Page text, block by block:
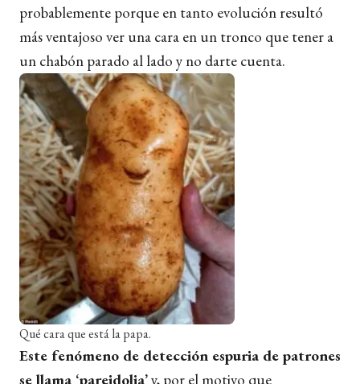
probablemente porque en tanto evolución resultó
más ventajoso ver una cara en un tronco que tener a
un chabón parado al lado y no darte cuenta.
Qué cara que está la papa.
Este fenómeno de detección espuria de patrones
se llama ‘pareidolia’y, por el motivo que